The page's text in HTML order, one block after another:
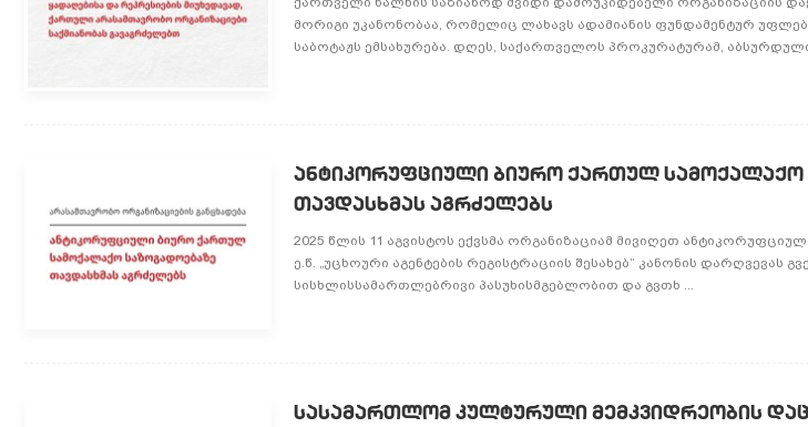
მორიგი უკანონობაა, რომელიც ლახავს ადამიანის ფუნდამენტურ
საბოტაჟს ემსახურება. დღეს, საქართველოს პროკურატურამ,
ანტიკორუფციული ბიურო ქართულ სამოქალაქო
თავდასხმას აგრძელებს
2025 წლის 11 აგვისტოს ექვსმა ორგანიზაციამ მივიღეთ
ე.წ. „უცხოური აგენტების რეგისტრაციის შესახებ“ კანონის დარღვევას
სისხლისსამართლებრივი პასუხისმგებლობით და გვთხ ...
სასამართლომ კულტურული მემკვიდრეობის